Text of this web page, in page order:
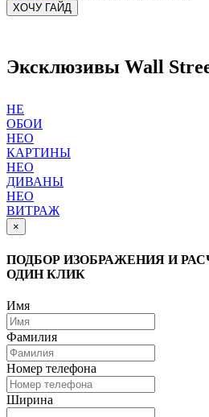
ХОЧУ ГАЙД
Эксклюзивы Wall
НЕ
ОБОИ
НЕО
КАРТИНЫ
НЕО
ДИВАНЫ
НЕО
ВИТРАЖ
×
ПОДБОР ИЗОБРАЖЕНИЯ И
ОДИН КЛИК
Имя
Фамилия
Номер телефона
Ширина